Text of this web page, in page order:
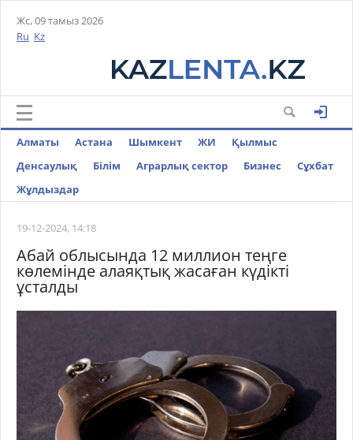
Жс, 09 тамыз 2026
Ru Kz
Алматы Астана Шымкент ЖИ
Қылмыс
Денсаулық
Білім Аграрлық сектор Бизнес
Cұхбат
Жұлдыздар
19-12-2024, 14:18
Абай облысында 12 миллион теңге
көлемінде алаяқтық жасаған күдікті
ұсталды